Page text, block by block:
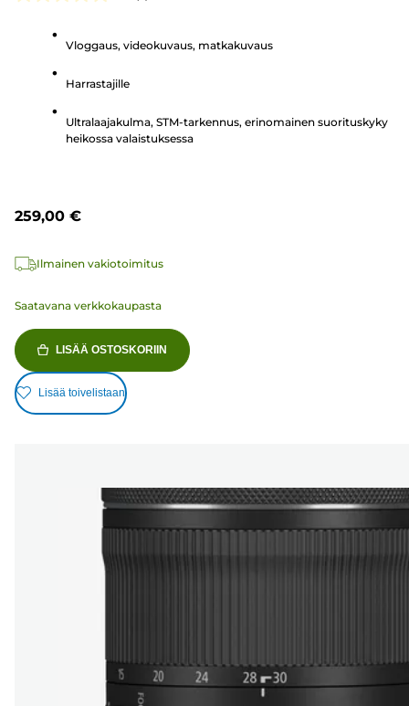
0.0/5
Vloggaus, videokuvaus, matkakuvaus
Harrastajille
Ultralaajakulma, STM-tarkennus, erinomainen suorituskyky
heikossa valaistuksessa
259,00 €
Ilmainen vakiotoimitus
Saatavana verkkokaupasta
LISÄÄ OSTOSKORIIN
Lisää toivelistaan